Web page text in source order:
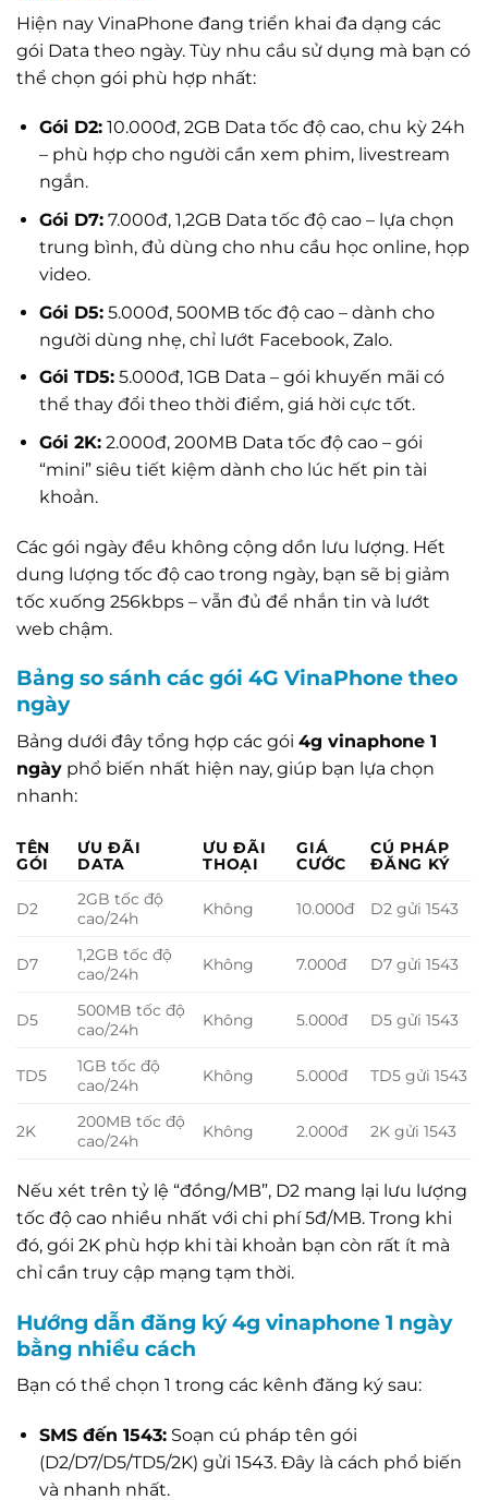
Hiện nay VinaPhone đang triển khai đa dạng các
gói Data theo ngày. Tùy nhu cầu sử dụng mà bạn có
thể chọn gói phù hợp nhất:
Gói D2:10.000đ, 2GB Data tốc độ cao, chu kỳ 24h
– phù hợp cho người cần xem phim, livestream
ngắn.
Gói D7:7.000đ, 1,2GB Data tốc độ cao – lựa chọn
trung bình, đủ dùng cho nhu cầu học online, họp
video.
Gói D5:5.000đ, 500MB tốc độ cao – dành cho
người dùng nhẹ, chỉ lướt Facebook, Zalo.
Gói TD5:5.000đ, 1GB Data – gói khuyến mãi có
thể thay đổi theo thời điểm, giá hời cực tốt.
Gói 2K:2.000đ, 200MB Data tốc độ cao – gói
“mini” siêu tiết kiệm dành cho lúc hết pin tài
khoản.
Các gói ngày đều không cộng dồn lưu lượng. Hết
dung lượng tốc độ cao trong ngày, bạn sẽ bị giảm
tốc xuống 256kbps – vẫn đủ để nhắn tin và lướt
web chậm.
Bảng so sánh các gói 4G VinaPhone theo
ngày
Bảng dưới đây tổng hợp các gói 4g vinaphone 1
ngày phổ biến nhất hiện nay, giúp bạn lựa chọn
nhanh:
TÊN
GÓI
ƯU ĐÃI
DATA
ƯU ĐÃI
THOẠI
GIÁ
CƯỚC
CÚ PHÁP
ĐĂNG KÝ
D2
2GB tốc độ
cao/24h
Không 10.000đ D2 gửi 1543
D7
1,2GB tốc độ
cao/24h
Không 7.000đ D7 gửi 1543
D5
500MB tốc độ
cao/24h
Không 5.000đ D5 gửi 1543
TD5
1GB tốc độ
cao/24h
Không 5.000đ TD5 gửi 1543
2K
200MB tốc độ
cao/24h
Không 2.000đ 2K gửi 1543
Nếu xét trên tỷ lệ “đồng/MB”, D2 mang lại lưu lượng
tốc độ cao nhiều nhất với chi phí 5đ/MB. Trong khi
đó, gói 2K phù hợp khi tài khoản bạn còn rất ít mà
chỉ cần truy cập mạng tạm thời.
Hướng dẫn đăng ký 4g vinaphone 1 ngày
bằng nhiều cách
Bạn có thể chọn 1 trong các kênh đăng ký sau:
SMS đến 1543:Soạn cú pháp tên gói
(D2/D7/D5/TD5/2K) gửi 1543. Đây là cách phổ biến
và nhanh nhất.